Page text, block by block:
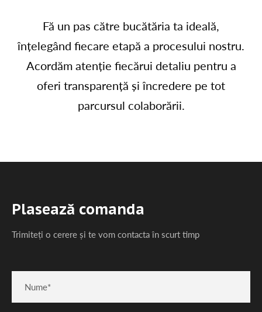
Fă un pas către bucătăria ta ideală,
înțelegând fiecare etapă a procesului nostru.
Acordăm atenție fiecărui detaliu pentru a
oferi transparență și încredere pe tot
parcursul colaborării.
Plasează comanda
Trimiteți o cerere și te vom contacta în scurt timp